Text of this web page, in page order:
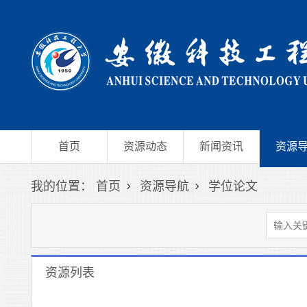
首页 资源动态 新闻资讯 资源
我的位置： 首页 资源导航 学位论文
资源列表